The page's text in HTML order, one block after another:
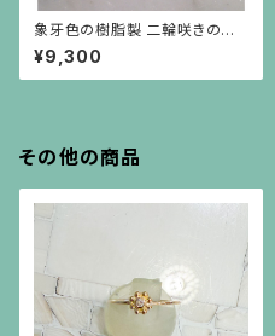
象牙色の樹脂製 二輪咲きの薔
薇(大)
¥9,300
その他の商品